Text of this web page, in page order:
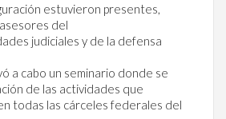
estuvieron presentes,
del
judiciales y de la defensa
a cabo un seminario donde se
de las actividades que
todas las cárceles federales del